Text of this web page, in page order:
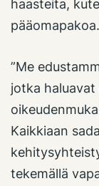
haasteita,
pääomapakoa.
”Me
jotka
Kaikkiaan
tekemällä